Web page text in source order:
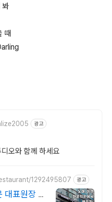
봐
때
광고
오와 함께 하세요
1292495807 광고
대표원장 무